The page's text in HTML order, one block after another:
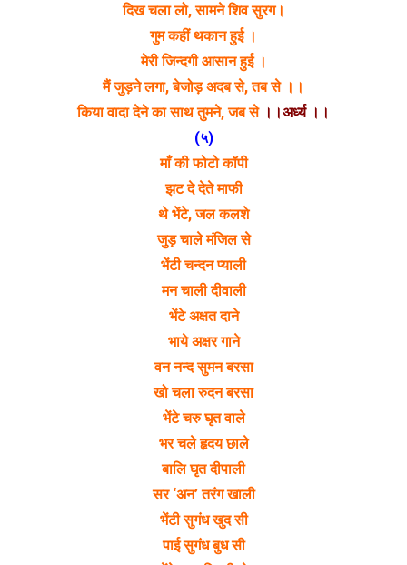
दिख चला लो, सामने शिव सुरग।
गुम कहीं थकान हुई ।
मेरी जिन्दगी आसान हुई ।
मैं जुड़ने लगा, बेजोड़ अदब से, तब से ।।
किया वादा देने का साथ तुमने, जब से ।।अर्ध्य ।।
(५)
माँ की फोटो कॉपी
झट दे देते माफी
थे भेंटे, जल कलशे
जुड़ चाले मंजिल से
भेंटी चन्दन प्याली
मन चाली दीवाली
भेंटे अक्षत दाने
भाये अक्षर गाने
वन नन्द सुमन बरसा
खो चला रुदन बरसा
भेंटे चरु घृत वाले
भर चले हृदय छाले
बालि घृत दीपाली
सर ‘अन’ तरंग खाली
भेंटी सुगंध खुद सी
पाई सुगंध बुध सी